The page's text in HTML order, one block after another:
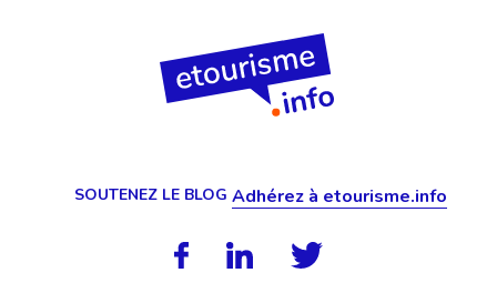
SOUTENEZ LE BLOG Adhérez à etourisme.info